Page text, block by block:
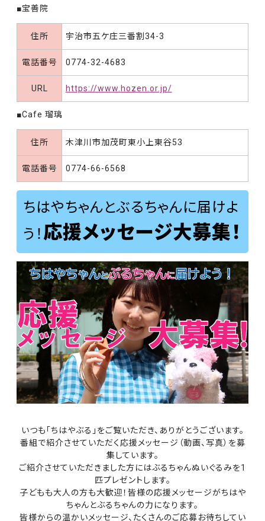
■宝善院
住所 宇治市五ケ庄三番割34-3
電話番号 0774-32-4683
URL https://www.hozen.or.jp/
■Cafe 瑠璃
住所 木津川市加茂町東小上東谷53
電話番号 0774-66-6568
ちはやちゃんとぶるちゃんに届けよ
う！応援メッセージ大募集！
いつも「ちはやぶる」をご覧いただき、ありがとうございます。
番組で紹介させていただく応援メッセージ（動画、写真）を募
集しています。
ご紹介させていただきました方にはぶるちゃんぬいぐるみを1
匹プレゼントします。
子どもも大人の方も大歓迎！皆様の応援メッセージがちはや
ちゃんとぶるちゃんの力になります。
皆様からの温かいメッセージ、たくさんのご応募お待ちしてい